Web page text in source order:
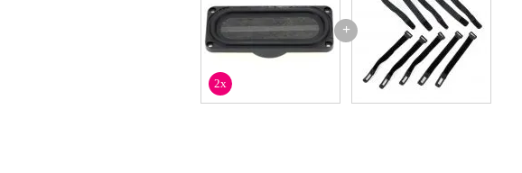
dimensions : 4 x 9 cm
connexions : pattes à souder
dimensions de la découpe : 36 x 86 mm
diamètre de la bobine mobile : 25,5 mm
réponse en fréquence : 120 - 20000 Hz
fs : 220 Hz
+
2x